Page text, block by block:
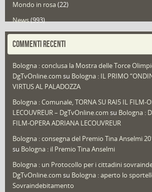
Mondo in rosa(22)
News(993)
Portfolio(1)
Redazioni(1.049)
Speciali (22)
Sport
That's Bologna Magazine(25)
Video (archivio) (263)
COMMENTI RECENTI
Bologna : conclusa la Mostra delle Torce
DgTvOnline.com su Bologna : IL PRIMO
VIRTUS AL PALADOZZA
Bologna : Comunale, TORNA SU RAI5 IL FILM-
LECOUVREUR – DgTvOnline.com su Bologna :
FILM-OPERA ADRIANA LECOUVREUR
Bologna : consegna del Premio Tina Anselmi
su Bologna : il Premio Tina Anselmi
Bologna : un Protocollo per i cittadini
DgTvOnline.com su Bologna : aperto lo
Sovraindebitamento